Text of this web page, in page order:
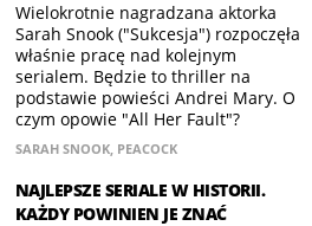
Wielokrotnie nagradzana aktorka
Sarah Snook ("Sukcesja") rozpoczęła
właśnie pracę nad kolejnym
serialem. Będzie to thriller na
podstawie powieści Andrei Mary. O
czym opowie "All Her Fault"?
SARAH SNOOK, PEACOCK
NAJLEPSZE SERIALE W HISTORII.
KAŻDY POWINIEN JE ZNAĆ